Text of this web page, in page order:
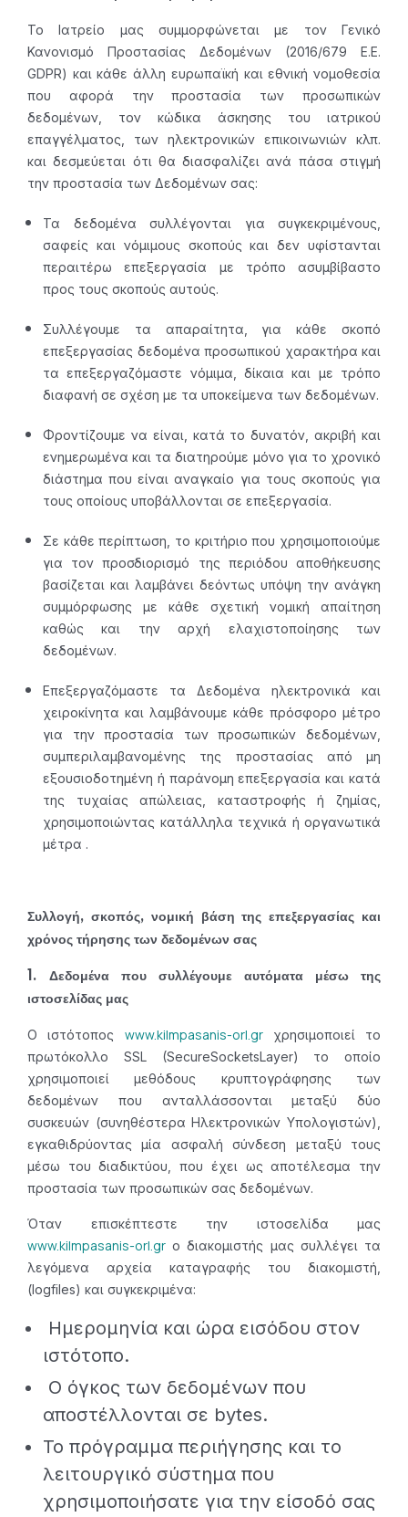
Το Ιατρείο μας συμμορφώνεται με τον Γενικό
Κανονισμό Προστασίας Δεδομένων (2016/679 Ε.Ε.
GDPR) και κάθε άλλη ευρωπαϊκή και εθνική νομοθεσία
που αφορά την προστασία των προσωπικών
δεδομένων, τον κώδικα άσκησης του ιατρικού
επαγγέλματος, των ηλεκτρονικών επικοινωνιών κλπ.
και δεσμεύεται ότι θα διασφαλίζει ανά πάσα στιγμή
την προστασία των Δεδομένων σας:
Τα δεδομένα συλλέγονται για συγκεκριμένους,
σαφείς και νόμιμους σκοπούς και δεν υφίστανται
περαιτέρω επεξεργασία με τρόπο ασυμβίβαστο
προς τους σκοπούς αυτούς.
Συλλέγουμε τα απαραίτητα, για κάθε σκοπό
επεξεργασίας δεδομένα προσωπικού χαρακτήρα και
τα επεξεργαζόμαστε νόμιμα, δίκαια και με τρόπο
διαφανή σε σχέση με τα υποκείμενα των δεδομένων.
Φροντίζουμε να είναι, κατά το δυνατόν, ακριβή και
ενημερωμένα και τα διατηρούμε μόνο για το χρονικό
διάστημα που είναι αναγκαίο για τους σκοπούς για
τους οποίους υποβάλλονται σε επεξεργασία.
Σε κάθε περίπτωση, το κριτήριο που χρησιμοποιούμε
για τον προσδιορισμό της περιόδου αποθήκευσης
βασίζεται και λαμβάνει δεόντως υπόψη την ανάγκη
συμμόρφωσης με κάθε σχετική νομική απαίτηση
καθώς και την αρχή ελαχιστοποίησης των
δεδομένων.
Επεξεργαζόμαστε τα Δεδομένα ηλεκτρονικά και
χειροκίνητα και λαμβάνουμε κάθε πρόσφορο μέτρο
για την προστασία των προσωπικών δεδομένων,
συμπεριλαμβανομένης της προστασίας από μη
εξουσιοδοτημένη ή παράνομη επεξεργασία και κατά
της τυχαίας απώλειας, καταστροφής ή ζημίας,
χρησιμοποιώντας κατάλληλα τεχνικά ή οργανωτικά
μέτρα .
Συλλογή, σκοπός, νομική βάση της επεξεργασίας και
χρόνος τήρησης των δεδομένων σας
1. Δεδομένα που συλλέγουμε αυτόματα μέσω της
ιστοσελίδας μας
Ο ιστότοπος www.kilmpasanis-orl.grχρησιμοποιεί το
πρωτόκολλο SSL (SecureSocketsLayer) το οποίο
χρησιμοποιεί μεθόδους κρυπτογράφησης των
δεδομένων που ανταλλάσσονται μεταξύ δύο
συσκευών (συνηθέστερα Ηλεκτρονικών Υπολογιστών),
εγκαθιδρύοντας μία ασφαλή σύνδεση μεταξύ τους
μέσω του διαδικτύου, που έχει ως αποτέλεσμα την
προστασία των προσωπικών σας δεδομένων.
Όταν επισκέπτεστε την ιστοσελίδα μας
www.kilmpasanis-orl.gr ο διακομιστής μας συλλέγει τα
λεγόμενα αρχεία καταγραφής του διακομιστή,
(logfiles) και συγκεκριμένα:
Ημερομηνία και ώρα εισόδου στον
ιστότοπο.
Ο όγκος των δεδομένων που
αποστέλλονται σε bytes.
Το πρόγραμμα περιήγησης και το
λειτουργικό σύστημα που
χρησιμοποιήσατε για την είσοδό σας